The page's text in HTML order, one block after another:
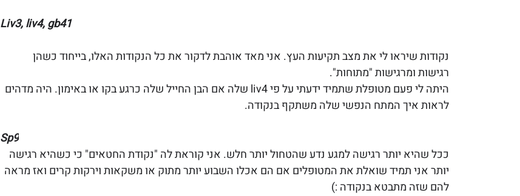
Liv3, liv4, gb41
נקודות שיראו לי את מצב תקיעות העץ. אני מאד אוהבת לדקור את כל הנקודות האלו, בייחוד כשהן
רגישות ומרגישות "מתוחות".
היתה לי פעם מטופלת שתמיד ידעתי על פי liv4 שלה אם הבן החייל שלה כרגע בקו או באימון. היה מדהים
לראות איך המתח הנפשי שלה משתקף בנקודה.
Sp9
ככל שהיא יותר רגישה למגע נדע שהטחול יותר חלש. אני קוראת לה "נקודת החטאים" כי כשהיא רגישה
יותר אני תמיד שואלת את המטופלים אם הם אכלו השבוע יותר מתוק או משקאות וירקות קרים ואז מראה
להם שזה מתבטא בנקודה :)